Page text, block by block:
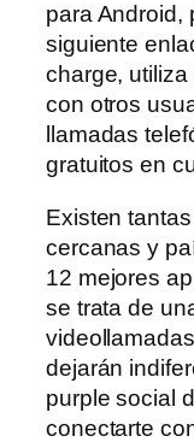
para Android,
siguiente
charge,
con otros
llamadas
gratuitos en
Existen
cercanas y
12 mejores
se trata de
dejarán
purple social
conectarte